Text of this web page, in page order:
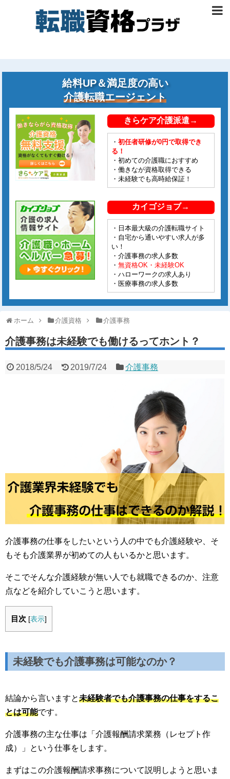
給料UP＆満足度の高い
介護転職エージェント
きらケア介護派遣→
・初任者研修が0円で取得でき
る！
・初めての介護職におすすめ
・働きなが資格取得できる
・未経験でも高時給保証！
カイゴジョブ→
・日本最大級の介護転職サイト
・自宅から通いやすい求人が多
い！
・介護事務の求人多数
・無資格OK・未経験OK
・ハローワークの求人あり
・医療事務の求人多数
ホーム 介護資格 介護事務
介護事務は未経験でも働けるってホント？
2018/5/24 2019/7/24 介護事務
介護事務の仕事をしたいという人の中でも介護経験や、そ
もそも介護業界が初めての人もいるかと思います。
そこでそんな介護経験が無い人でも就職できるのか、注意
点などを紹介していこうと思います。
目次 [表示]
未経験でも介護事務は可能なのか？
結論から言いますと未経験者でも介護事務の仕事をするこ
とは可能です。
介護事務の主な仕事は「介護報酬請求業務（レセプト作
成）」という仕事をします。
まずはこの介護報酬請求事務について説明しようと思いま